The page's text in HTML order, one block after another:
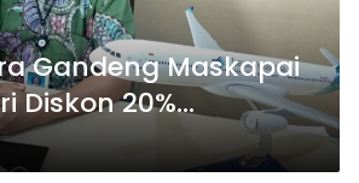
Gandeng Maskapai
Diskon 20%
Cargo Produk UMKM